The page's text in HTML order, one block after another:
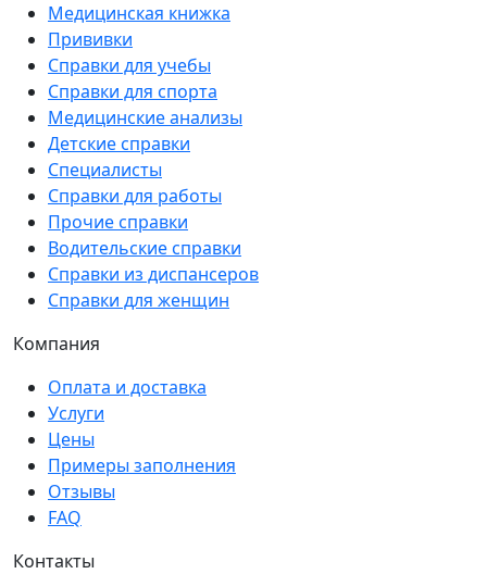
Медицинская книжка
Прививки
Справки для учебы
Справки для спорта
Медицинские анализы
Детские справки
Специалисты
Справки для работы
Прочие справки
Водительские справки
Справки из диспансеров
Справки для женщин
Компания
Оплата и доставка
Услуги
Цены
Примеры заполнения
Отзывы
FAQ
Контакты